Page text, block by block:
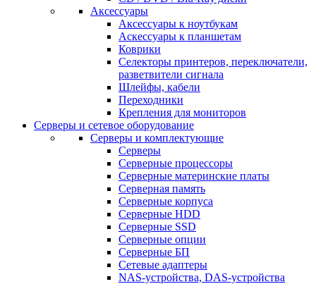
Аксессуары
Аксессуары к ноутбукам
Аскессуары к планшетам
Коврики
Селекторы принтеров, переключатели,
разветвители сигнала
Шлейфы, кабели
Переходники
Крепления для мониторов
Серверы и сетевое оборудование
Серверы и комплектующие
Серверы
Серверные процессоры
Серверные материнские платы
Серверная память
Серверные корпуса
Серверные HDD
Серверные SSD
Серверные опции
Серверные БП
Сетевые адаптеры
NAS-устройства, DAS-устройства